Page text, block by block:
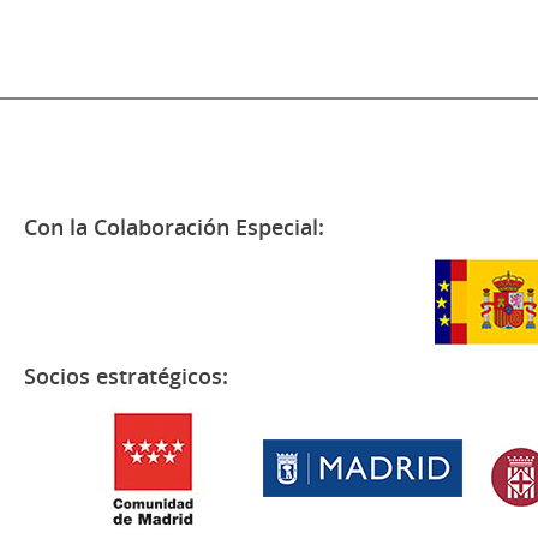
Con la Colaboración Especial:
Socios estratégicos: